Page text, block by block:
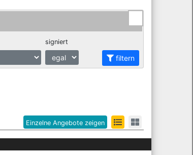
signiert
filtern
Einzelne Angebote zeigen